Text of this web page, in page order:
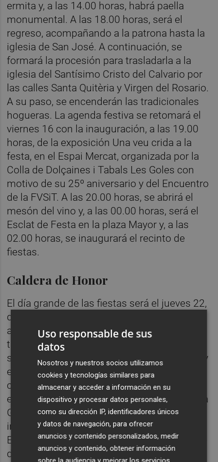
ermita y, a las 14.00 horas, habrá paella
monumental. A las 18.00 horas, será el
regreso, acompañando a la patrona hasta la
iglesia de San José. A continuación, se
formará la procesión para trasladarla a la
iglesia del Santísimo Cristo del Calvario por
las calles Santa Quitèria y Virgen del Rosario.
A su paso, se encenderán las tradicionales
hogueras. La agenda festiva se retomará el
viernes 16 con la inauguración, a las 19.00
horas, de la exposición Una veu crida a la
festa, en el Espai Mercat, organizada por la
Colla de Dolçaines i Tabals Les Goles con
motivo de su 25º aniversario y del Encuentro
de la FVSiT. A las 20.00 horas, se abrirá el
mesón del vino y, a las 00.00 horas, será el
Esclat de Festa en la plaza Mayor y, a las
02.00 horas, se inaugurará el recinto de
fiestas.
Caldera de Honor
El día grande de las fiestas será el jueves 22,
declarado fiesta de interés turístico
autonómico por su simbología, historia y
tradición. La jornada arrancará con la misa
solemne en honor a la patrona, la mascletà y
el tradicional reparto de arroz de las 22
calderas. Este año la Caldera de Honor se
entregará a la empresa de Almassora Innova
Group, que ha abierto sus nuevas
instalaciones en el polígono industrial Vía
Europa. Se trata de una compañía fabricante
de sistemas de embalaje para el final de
Uso responsable de sus
datos
Nosotros y nuestros socios utilizamos
cookies y tecnologías similares para
almacenar y acceder a información en su
dispositivo y procesar datos personales,
como su dirección IP, identificadores únicos
y datos de navegación, para ofrecer
anuncios y contenido personalizados, medir
anuncios y contenido, obtener información